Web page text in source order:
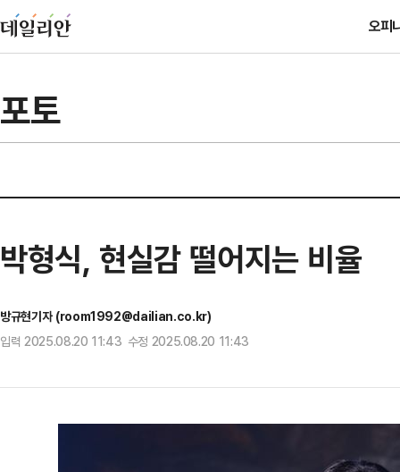
오피
포토
박형식, 현실감 떨어지는 비율
방규현기자 (room1992@dailian.co.kr)
입력 2025.08.20 11:43 수정 2025.08.20 11:43